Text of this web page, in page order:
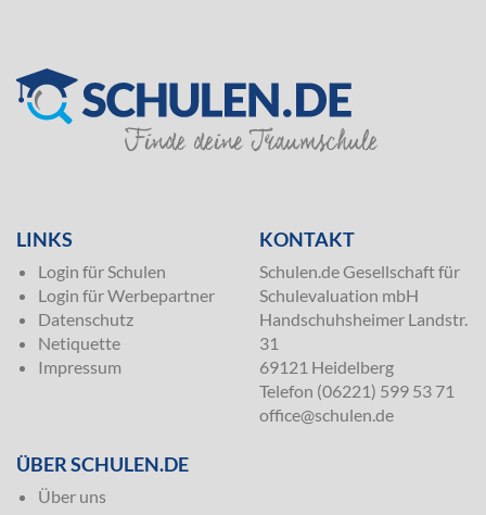
LINKS
Login für Schulen
Login für Werbepartner
Datenschutz
Netiquette
Impressum
KONTAKT
Schulen.de Gesellschaft für
Schulevaluation mbH
Handschuhsheimer Landstr.
31
69121 Heidelberg
Telefon (06221) 599 53 71
office@schulen.de
ÜBER SCHULEN.DE
Über uns